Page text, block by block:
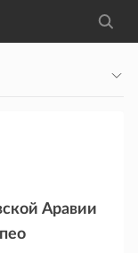
Аравии